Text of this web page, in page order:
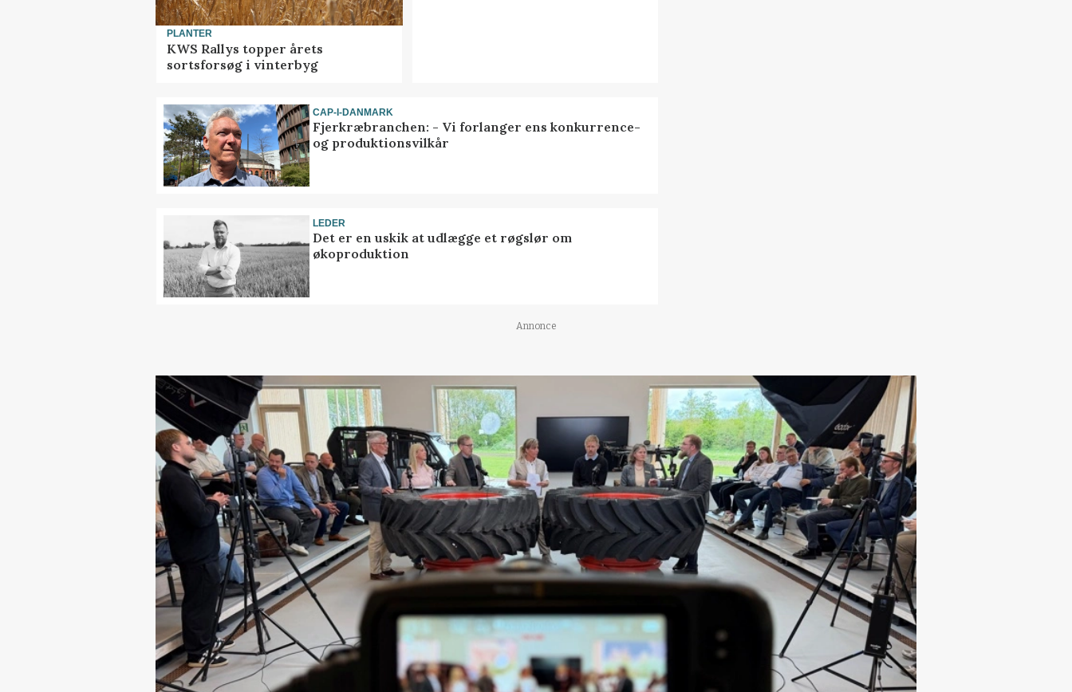
PLANTER
KWS Rallys topper årets
sortsforsøg i vinterbyg
CAP-I-DANMARK
Fjerkræbranchen: - Vi forlanger ens konkurrence-
og produktionsvilkår
LEDER
Det er en uskik at udlægge et røgslør om
økoproduktion
Annonce